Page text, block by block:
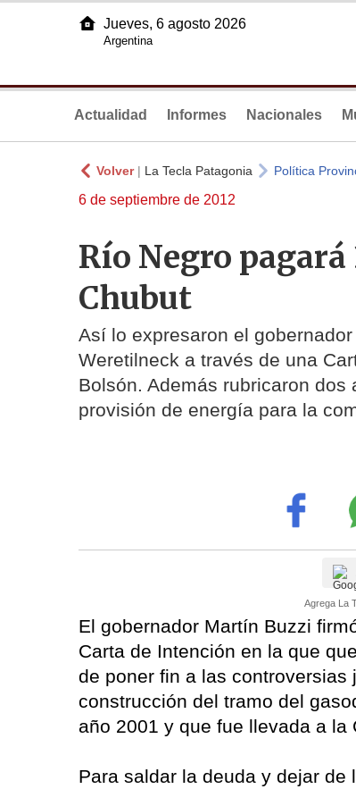
Jueves, 6 agosto 2026
Argentina
Actualidad Informes Nacionales
Volver| La Tecla Patagonia Política
6 de septiembre de 2012
Río Negro
Chubut
Así lo expresaron el
Weretilneck a través de una
Bolsón. Además rubricaron
provisión de energía para la
Agrega La
El gobernador Martín Buzzi
Carta de Intención en la que
de poner fin a las
construcción del tramo del
año 2001 y que fue llevada a la
Para saldar la deuda y dejar